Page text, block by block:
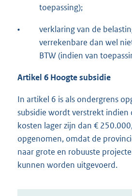
toepassing);
•
verklaring van de
verrekenbare dan wel
BTW (indien van
Artikel 6 Hoogte subsidie
In artikel 6 is als ondergrens
subsidie wordt verstrekt indien
kosten lager zijn dan €
opgenomen, omdat de
naar grote en robuuste
kunnen worden uitgevoerd.